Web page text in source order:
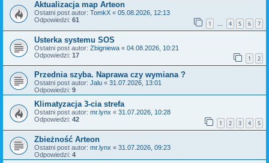
Aktualizacja map Arteon
Ostatni post autor: TomkX « 05.08.2026, 12:13
Odpowiedzi: 61 1 … 4 5 6 7
Usterka systemu SOS
Ostatni post autor: Zbigniewa « 04.08.2026, 10:21
Odpowiedzi: 17 1 2
Przednia szyba. Naprawa czy wymiana ?
Ostatni post autor: Jalu « 31.07.2026, 13:01
Odpowiedzi: 9
Klimatyzacja 3-cia strefa
Ostatni post autor: mr.lynx « 31.07.2026, 10:28
Odpowiedzi: 42 1 2 3 4 5
Zbieżność Arteon
Ostatni post autor: mr.lynx « 31.07.2026, 09:23
Odpowiedzi: 4